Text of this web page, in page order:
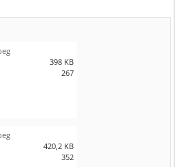
398 KB
267
420,2 KB
352